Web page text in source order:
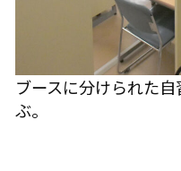
ブースに分けられた
ぶ。